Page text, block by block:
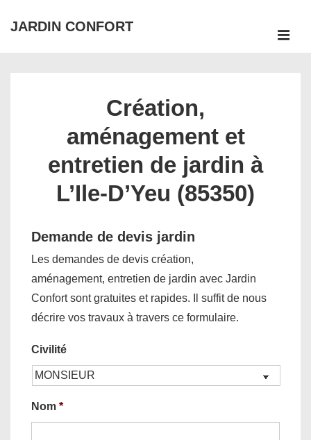
passer
JARDIN CONFORT
Création,
aménagement et
entretien de jardin à
L’Ile-D’Yeu (85350)
Demande de devis jardin
Les demandes de devis création,
aménagement, entretien de jardin avec Jardin
Confort sont gratuites et rapides. Il suffit de nous
décrire vos travaux à travers ce formulaire.
Civilité
Nom *